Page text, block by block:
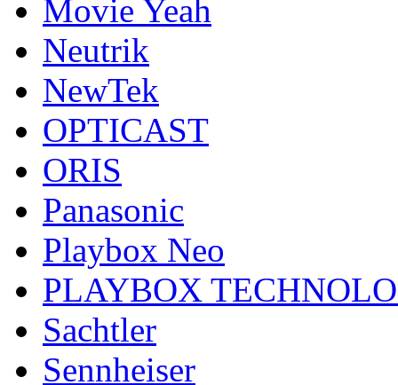
Movie Yeah
Neutrik
NewTek
OPTICAST
ORIS
Panasonic
Playbox Neo
PLAYBOX
Sachtler
Sennheiser